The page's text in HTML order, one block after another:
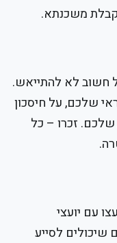
משכנתא.
חשוב לא להתייאש.
שלכם, על חיסכון
שלכם. זכרו – כל
עם יועצי
שיכולים לסייע